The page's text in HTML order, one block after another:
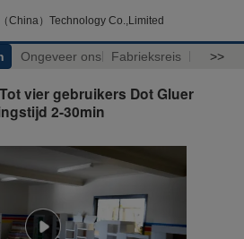
China）Technology Co.,Limited
Ongeveer ons Fabrieksreis >>
vier gebruikers Dot Gluer
2-30min